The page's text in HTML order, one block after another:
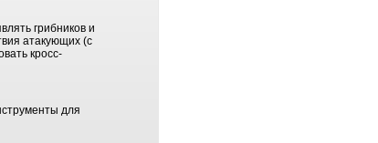
грибников и
атакующих (с
кросс-
для